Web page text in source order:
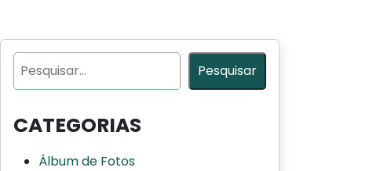
Pesquisar
Pesquisar
CATEGORIAS
Álbum de Fotos